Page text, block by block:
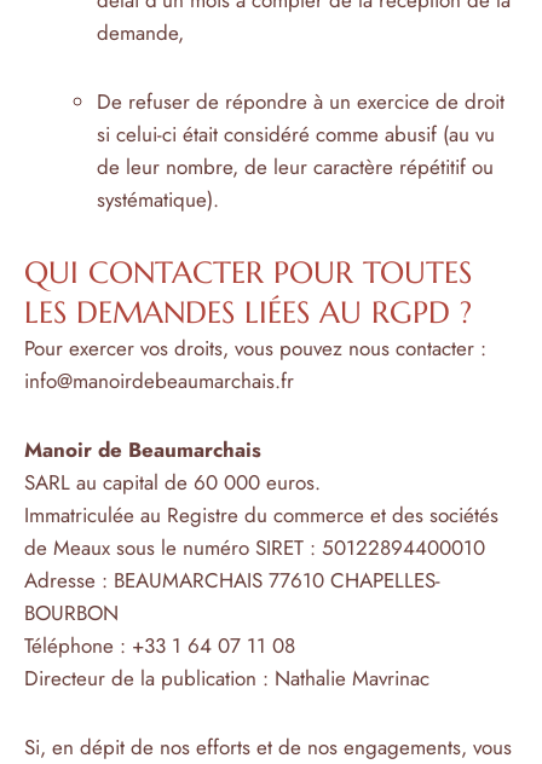
demande,
De refuser de répondre à un exercice de droit
si celui-ci était considéré comme abusif (au vu
de leur nombre, de leur caractère répétitif ou
systématique).
QUI CONTACTER POUR TOUTES
LES DEMANDES LIÉES AU RGPD ?
Pour exercer vos droits, vous pouvez nous contacter :
info@manoirdebeaumarchais.fr
Manoir de Beaumarchais
SARL au capital de 60 000 euros.
Immatriculée au Registre du commerce et des sociétés
de Meaux sous le numéro SIRET : 50122894400010
Adresse : BEAUMARCHAIS 77610 CHAPELLES-
BOURBON
Téléphone : +33 1 64 07 11 08
Directeur de la publication : Nathalie Mavrinac
Si, en dépit de nos efforts et de nos engagements, vous